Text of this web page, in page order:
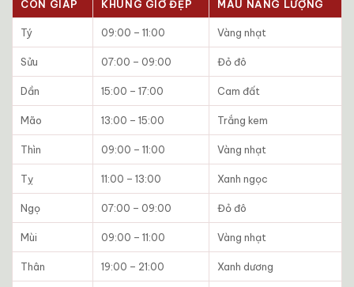
CON GIÁP KHUNG GIỜ ĐẸP MÀU NĂNG LƯỢNG
Tý 09:00 – 11:00 Vàng nhạt
Sửu 07:00 – 09:00 Đỏ đô
Dần 15:00 – 17:00 Cam đất
Mão 13:00 – 15:00 Trắng kem
Thìn 09:00 – 11:00 Vàng nhạt
Tỵ 11:00 – 13:00 Xanh ngọc
Ngọ 07:00 – 09:00 Đỏ đô
Mùi 09:00 – 11:00 Vàng nhạt
Thân 19:00 – 21:00 Xanh dương